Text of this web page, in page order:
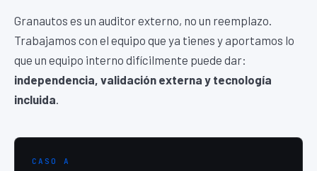
Granautos es un auditor externo, no un reemplazo.
Trabajamos con el equipo que ya tienes y aportamos lo
que un equipo interno difícilmente puede dar:
independencia, validación externa y tecnología
incluida.
CASO A